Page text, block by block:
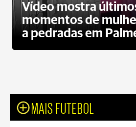
Vídeo mostra
momentos de
a pedradas em
MAIS FUTEBOL